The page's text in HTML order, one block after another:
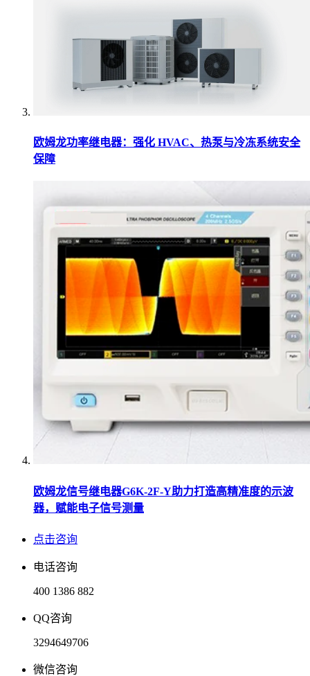
欧姆龙功率继电器：强化 HVAC、热泵与冷冻系统安全
保障
欧姆龙信号继电器G6K-2F-Y助力打造高精准度的示波
器，赋能电子信号测量
点击咨询
电话咨询
400 1386 882
QQ咨询
3294649706
微信咨询